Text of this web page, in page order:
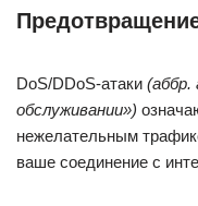
DoS/DDoS-атаки (аббр.
обслуживании»)
нежелательным
ваше соединение с